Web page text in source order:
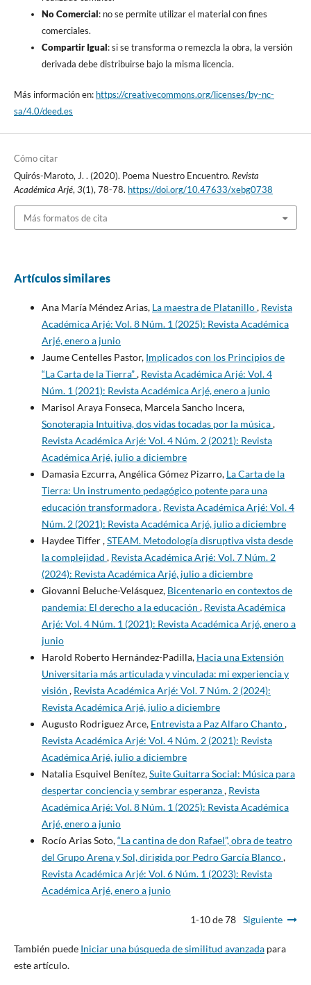
No Comercial: no se permite utilizar el material con fines
comerciales.
Compartir Igual: si se transforma o remezcla la obra, la versión
derivada debe distribuirse bajo la misma licencia.
Más información en: https://creativecommons.org/licenses/by-nc-
sa/4.0/deed.es
Cómo citar
Quirós-Maroto, J. . (2020). Poema Nuestro Encuentro. Revista
Académica Arjé,3(1), 78-78. https://doi.org/10.47633/xebg0738
Más formatos de cita
Artículos similares
Ana María Méndez Arias, La maestra de Platanillo, Revista
Académica Arjé: Vol. 8 Núm. 1 (2025): Revista Académica
Arjé, enero a junio
Jaume Centelles Pastor, Implicados con los Principios de
“La Carta de la Tierra”, Revista Académica Arjé: Vol. 4
Núm. 1 (2021): Revista Académica Arjé, enero a junio
Marisol Araya Fonseca, Marcela Sancho Incera,
Sonoterapia Intuitiva, dos vidas tocadas por la música,
Revista Académica Arjé: Vol. 4 Núm. 2 (2021): Revista
Académica Arjé, julio a diciembre
Damasia Ezcurra, Angélica Gómez Pizarro, La Carta de la
Tierra: Un instrumento pedagógico potente para una
educación transformadora, Revista Académica Arjé: Vol. 4
Núm. 2 (2021): Revista Académica Arjé, julio a diciembre
Haydee Tiffer ,STEAM. Metodología disruptiva vista desde
la complejidad , Revista Académica Arjé: Vol. 7 Núm. 2
(2024): Revista Académica Arjé, julio a diciembre
Giovanni Beluche-Velásquez, Bicentenario en contextos de
pandemia: El derecho a la educación , Revista Académica
Arjé: Vol. 4 Núm. 1 (2021): Revista Académica Arjé, enero a
junio
Harold Roberto Hernández-Padilla, Hacia una Extensión
Universitaria más articulada y vinculada: mi experiencia y
visión , Revista Académica Arjé: Vol. 7 Núm. 2 (2024):
Revista Académica Arjé, julio a diciembre
Augusto Rodriguez Arce, Entrevista a Paz Alfaro Chanto,
Revista Académica Arjé: Vol. 4 Núm. 2 (2021): Revista
Académica Arjé, julio a diciembre
Natalia Esquivel Benítez,Suite Guitarra Social: Música para
despertar conciencia y sembrar esperanza, Revista
Académica Arjé: Vol. 8 Núm. 1 (2025): Revista Académica
Arjé, enero a junio
Rocío Arias Soto,“La cantina de don Rafael”, obra de teatro
del Grupo Arena y Sol, dirigida por Pedro García Blanco,
Revista Académica Arjé: Vol. 6 Núm. 1 (2023): Revista
Académica Arjé, enero a junio
1-10 de 78 Siguiente
También puede Iniciar una búsqueda de similitud avanzadapara
este artículo.